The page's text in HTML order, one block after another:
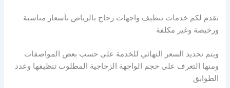
نقدم لكم خدمات تنظيف واجهات زجاج بالرياض بأسعار مناسبة
ورخيصة وغير مكلفة
ويتم تحديد السعر النهائي للخدمة على حسب بعض المواصفات
ومنها التعرف على حجم الواجهة الزجاجية المطلوب تنظيفها وعدد
الطوابق